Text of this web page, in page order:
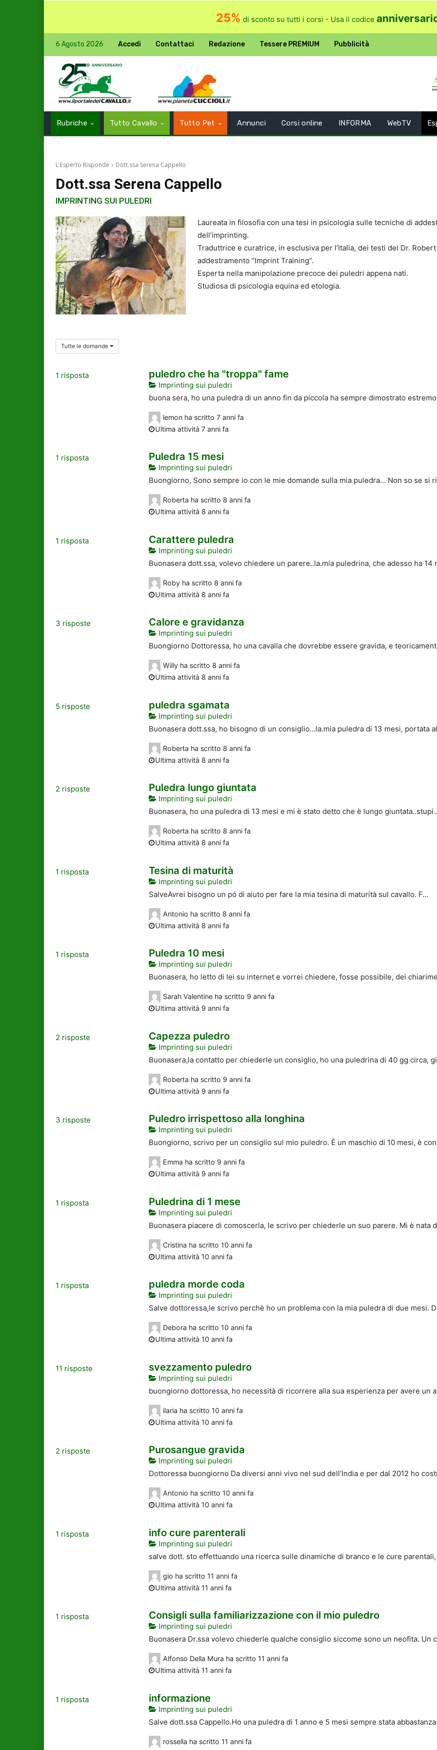
25% di sconto su tutti i corsi - Usa il codice
6 Agosto 2026 Accedi Contattaci Redazione Tessere PREMIUM Pubblicità
Rubriche Tutto Cavallo Tutto Pet Annunci Corsi online INFORMA WebTV
L'Esperto Risponde Dott.ssa Serena Cappello
Dott.ssa Serena Cappello
IMPRINTING SUI PULEDRI
Laureata in filosofia con una tesi in psicologia sulle tecniche di
dell’imprinting.
Traduttrice e curatrice, in esclusiva per l’Italia, dei testi del Dr.
addestramento “Imprint Training”.
Esperta nella manipolazione precoce dei puledri appena nati.
Studiosa di psicologia equina ed etologia.
Tutte le domande
1 risposta puledro che ha "troppa" fame
Imprinting sui puledri
buona sera, ho una puledra di un anno fin da piccola ha sempre dimostrato
lemon ha scritto 7 anni fa
Ultima attività 7 anni fa
1 risposta Puledra 15 mesi
Imprinting sui puledri
Buongiorno, Sono sempre io con le mie domande sulla mia puledra… Non so se si
Roberta ha scritto 8 anni fa
Ultima attività 8 anni fa
1 risposta Carattere puledra
Imprinting sui puledri
Buonasera dott.ssa, volevo chiedere un parere..la.mia puledrina, che adesso ha 14
Roby ha scritto 8 anni fa
Ultima attività 8 anni fa
3 risposte Calore e gravidanza
Imprinting sui puledri
Buongiorno Dottoressa, ho una cavalla che dovrebbe essere gravida, e
Willy ha scritto 8 anni fa
Ultima attività 8 anni fa
5 risposte puledra sgamata
Imprinting sui puledri
Buonasera dott.ssa, ho bisogno di un consiglio…la.mia puledra di 13 mesi, portata
Roberta ha scritto 8 anni fa
Ultima attività 8 anni fa
2 risposte Puledra lungo giuntata
Imprinting sui puledri
Buonasera, ho una puledra di 13 mesi e mi è stato detto che è lungo
Roberta ha scritto 8 anni fa
Ultima attività 8 anni fa
1 risposta Tesina di maturità
Imprinting sui puledri
SalveAvrei bisogno un pó di aiuto per fare la mia tesina di maturità sul cavallo. F...
Antonio ha scritto 8 anni fa
Ultima attività 8 anni fa
1 risposta Puledra 10 mesi
Imprinting sui puledri
Buonasera, ho letto di lei su internet e vorrei chiedere, fosse possibile, dei
Sarah Valentine ha scritto 9 anni fa
Ultima attività 9 anni fa
2 risposte Capezza puledro
Imprinting sui puledri
Buonasera,la contatto per chiederle un consiglio, ho una puledrina di 40 gg circa,
Roberta ha scritto 9 anni fa
Ultima attività 9 anni fa
3 risposte Puledro irrispettoso alla longhina
Imprinting sui puledri
Buongiorno, scrivo per un consiglio sul mio puledro. È un maschio di 10 mesi, è
Emma ha scritto 9 anni fa
Ultima attività 9 anni fa
1 risposta Puledrina di 1 mese
Imprinting sui puledri
Buonasera piacere di comoscerla, le scrivo per chiederle un suo parere. Mi è nata
Cristina ha scritto 10 anni fa
Ultima attività 10 anni fa
1 risposta puledra morde coda
Imprinting sui puledri
Salve dottoressa,le scrivo perchè ho un problema con la mia puledra di due mesi.
Debora ha scritto 10 anni fa
Ultima attività 10 anni fa
11 risposte svezzamento puledro
Imprinting sui puledri
buongiorno dottoressa, ho necessità di ricorrere alla sua esperienza per avere un
ilaria ha scritto 10 anni fa
Ultima attività 10 anni fa
2 risposte Purosangue gravida
Imprinting sui puledri
Dottoressa buongiorno Da diversi anni vivo nel sud dell’India e per dal 2012 ho
Antonio ha scritto 10 anni fa
Ultima attività 10 anni fa
1 risposta info cure parenterali
Imprinting sui puledri
salve dott. sto effettuando una ricerca sulle dinamiche di branco e le cure
gio ha scritto 11 anni fa
Ultima attività 11 anni fa
1 risposta Consigli sulla familiarizzazione con il mio puledro
Imprinting sui puledri
Buonasera Dr.ssa volevo chiederle qualche consiglio siccome sono un neofita. Un
Alfonso Della Mura ha scritto 11 anni fa
Ultima attività 11 anni fa
1 risposta informazione
Imprinting sui puledri
Salve dott.ssa Cappello.Ho una puledra di 1 anno e 5 mesi sempre stata
rossella ha scritto 11 anni fa